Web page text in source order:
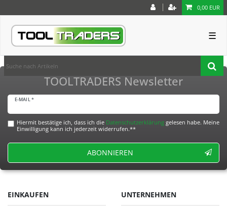
0,00 EUR
☰
TOOLTRADERS Newsletter
E-MAIL *
Hiermit bestätige ich, dass ich die Daten­schutz­erklärunggelesen habe. Meine
Einwilligung kann ich jederzeit widerrufen.**
ABONNIEREN
EINKAUFEN UNTERNEHMEN